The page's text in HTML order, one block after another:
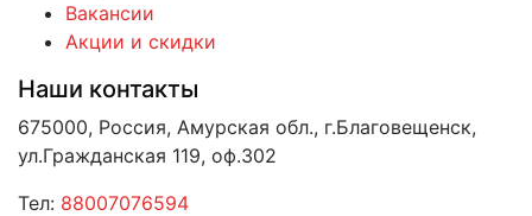
Вакансии
Акции и скидки
Наши контакты
675000, Россия, Амурская обл., г.Благовещенск,
ул.Гражданская 119, оф.302
Тел: 88007076594